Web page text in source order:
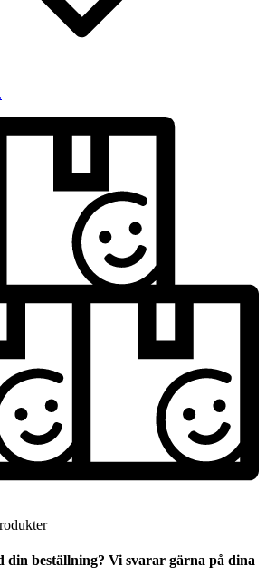
.
din beställning? Vi svarar gärna på dina